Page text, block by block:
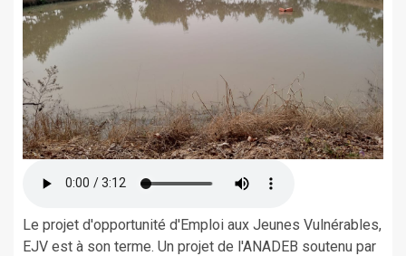
Le projet d'opportunité d'Emploi aux Jeunes Vulnérables,
EJV est à son terme. Un projet de l'ANADEB soutenu par